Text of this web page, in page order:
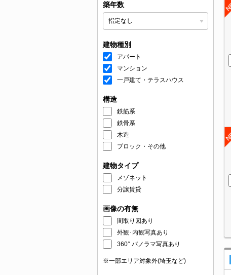
築年数
建物種別
アパート
マンション
一戸建て・テラスハウス
構造
鉄筋系
鉄骨系
木造
ブロック・その他
建物タイプ
メゾネット
分譲賃貸
画像の有無
間取り図あり
外観･内観写真あり
360° パノラマ写真あり
※一部エリア対象外(埼玉など)